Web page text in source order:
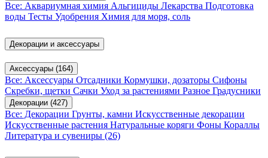
Все: Аквариумная химия Альгициды Лекарства Подготовка
воды Тесты Удобрения Химия для моря, соль
Декорации и аксессуары
Аксессуары (164)
Все: Аксессуары Отсадники Кормушки, дозаторы Сифоны
Скребки, щетки Сачки Уход за растениями Разное Градусники
Декорации (427)
Все: Декорации Грунты, камни Искусственные декорации
Искусственные растения Натуральные коряги Фоны Кораллы
Литература и сувениры (26)